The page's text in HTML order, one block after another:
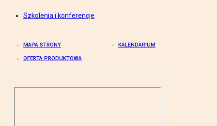
Szkolenia i konferencje
MAPA STRONY KALENDARIUM
OFERTA PRODUKTOWA